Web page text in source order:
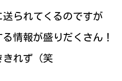
られてくるのですが
情報が盛りだくさん！
れず（笑